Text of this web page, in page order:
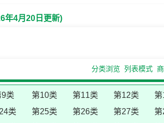
年4月20日更新)
分类浏览 列表模式
9类 第10类 第11类 第12类
类 第25类 第26类 第27类